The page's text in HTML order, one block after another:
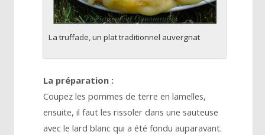
La truffade, un plat traditionnel auvergnat
La préparation :
Coupez les pommes de terre en lamelles,
ensuite, il faut les rissoler dans une sauteuse
avec le lard blanc qui a été fondu auparavant.